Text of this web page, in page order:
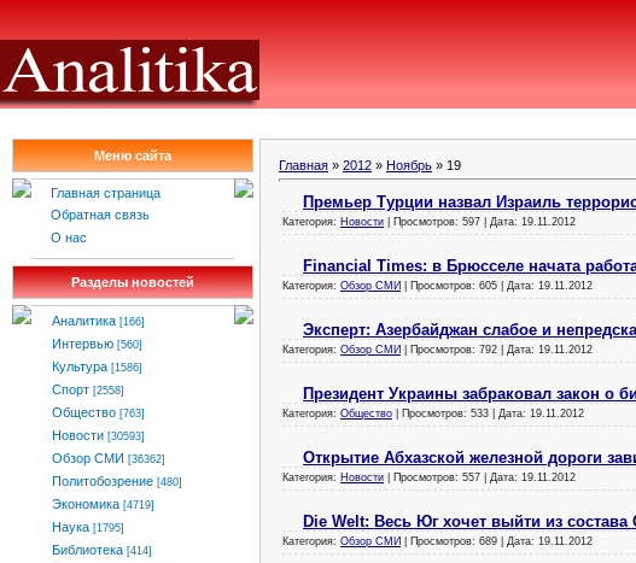
Меню сайта
Главная страница
Обратная связь
О нас
Разделы новостей
Аналитика [166]
Интервью [560]
Культура [1586]
Спорт [2558]
Общество [763]
Новости [30593]
Обзор СМИ [36362]
Политобозрение [480]
Экономика [4719]
Наука [1795]
Библиотека [414]
Главная » 2012 » Ноябрь » 19
Премьер Турции назвал Израиль
Категория: Новости | Просмотров: 597 | Дата: 19.11.2012
Financial Times: в Брюсселе начата
Категория: Обзор СМИ | Просмотров: 605 | Дата: 19.11.2012
Эксперт: Азербайджан слабое и
Категория: Обзор СМИ | Просмотров: 792 | Дата: 19.11.2012
Президент Украины забраковал закон о
Категория: Общество | Просмотров: 533 | Дата: 19.11.2012
Открытие Абхазской железной дороги
Категория: Новости | Просмотров: 557 | Дата: 19.11.2012
Die Welt: Весь Юг хочет выйти из
Категория: Обзор СМИ | Просмотров: 689 | Дата: 19.11.2012